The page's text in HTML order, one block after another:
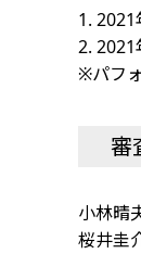
1. 2021
2. 2021
※パフ
審
小林晴
桜井圭